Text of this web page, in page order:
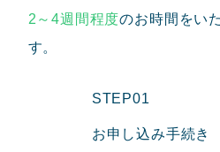
2～4週間程度のお時間をい
す。
STEP01
お申し込み手続き